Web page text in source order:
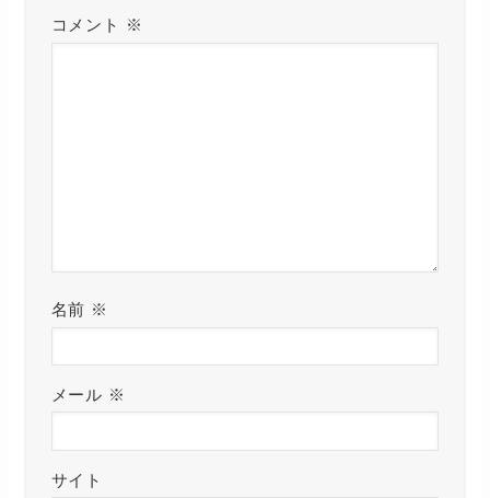
コメント ※
名前 ※
メール ※
サイト